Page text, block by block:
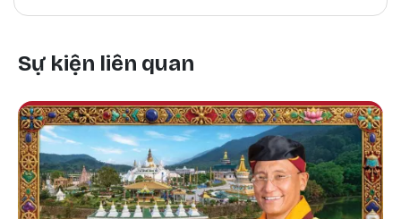
Sự kiện liên quan